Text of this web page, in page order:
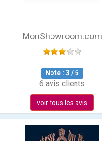
MonShowroom.com
Note :3 /5
6 avis clients
voir tous les avis